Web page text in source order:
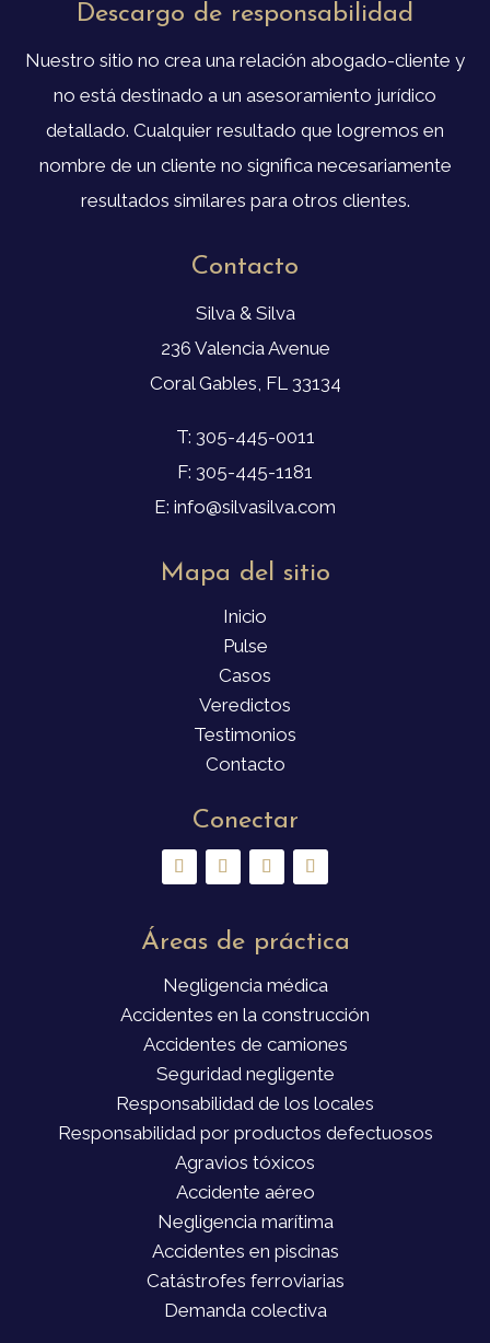
Descargo de responsabilidad
Nuestro sitio no crea una relación abogado-cliente y
no está destinado a un asesoramiento jurídico
detallado. Cualquier resultado que logremos en
nombre de un cliente no significa necesariamente
resultados similares para otros clientes.
Contacto
Silva & Silva
236 Valencia Avenue
Coral Gables, FL 33134
T: 305-445-0011
F: 305-445-1181
E: info@silvasilva.com
Mapa del sitio
Inicio
Pulse
Casos
Veredictos
Testimonios
Contacto
Conectar
Áreas de práctica
Negligencia médica
Accidentes en la construcción
Accidentes de camiones
Seguridad negligente
Responsabilidad de los locales
Responsabilidad por productos defectuosos
Agravios tóxicos
Accidente aéreo
Negligencia marítima
Accidentes en piscinas
Catástrofes ferroviarias
Demanda colectiva